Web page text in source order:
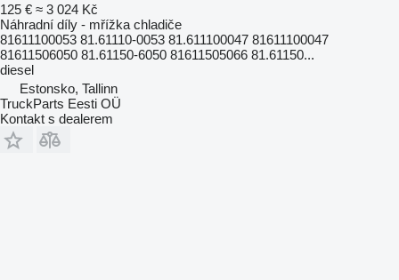
125 € ≈ 3 024 Kč
Náhradní díly - mřížka chladiče
81611100053 81.61110-0053 81.611100047 81611100047
81611506050 81.61150-6050 81611505066 81.61150...
diesel
Estonsko, Tallinn
TruckParts Eesti OÜ
Kontakt s dealerem